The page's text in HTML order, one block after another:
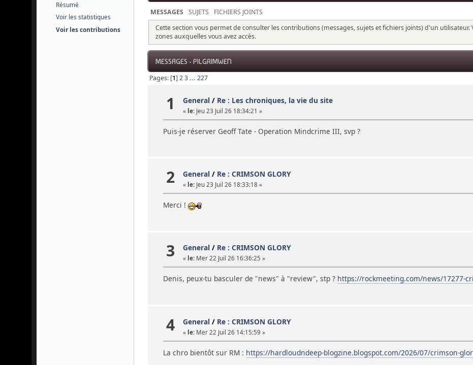
Résumé
Voir les statistiques
Voir les contributions
MESSAGES SUJETS
FICHIERS JOINTS
Cette section vous permet de consulter les contributions (messages, sujets et fichiers joints) d'un
zones auxquelles vous avez accès.
MESSAGES - PILGRIMWEN
Pages: [1] 23... 227
1 General/ Re : Les chroniques, la vie du site
« le:Jeu 23 Juil 26 18:34:21 »
Puis-je réserver Geoff Tate - Operation Mindcrime III, svp ?
2 General/ Re : CRIMSON GLORY
« le:Jeu 23 Juil 26 18:33:18 »
Merci !
3 General/ Re : CRIMSON GLORY
« le:Mer 22 Juil 26 16:36:25 »
Denis, peux-tu basculer de "news" à "review", stp ? https://rockmeeting.com/news/17277-
4 General/ Re : CRIMSON GLORY
« le:Mer 22 Juil 26 14:15:59 »
La chro bientôt sur RM : https://hardloudndeep-blogzine.blogspot.com/2026/07/crimson-